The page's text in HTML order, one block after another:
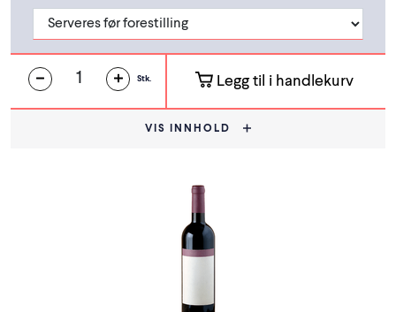
Stk. Legg til i handlekurv
VIS INNHOLD